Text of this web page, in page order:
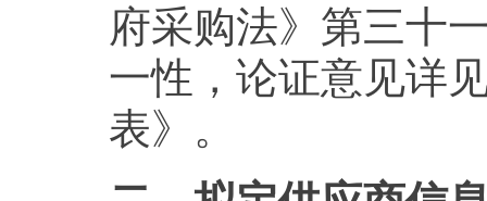
府采购法》第三十
一性，论证意见详
表》。